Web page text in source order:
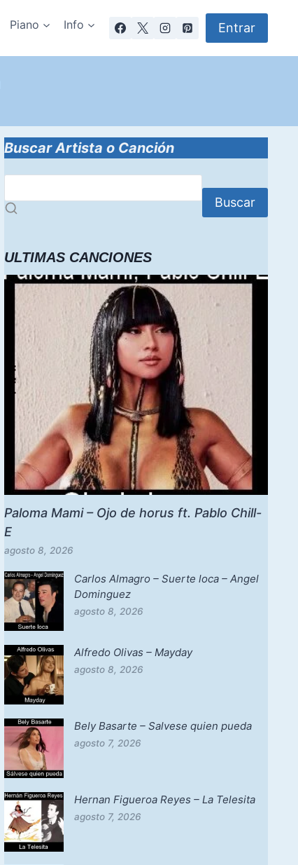
Piano Info Entrar
Buscar Artista o Canción
Buscar
ULTIMAS CANCIONES
Paloma Mami – Ojo de horus ft. Pablo Chill-
E
agosto 8, 2026
Carlos Almagro – Suerte loca – Angel
Dominguez
agosto 8, 2026
Alfredo Olivas – Mayday
agosto 8, 2026
Bely Basarte – Salvese quien pueda
agosto 7, 2026
Hernan Figueroa Reyes – La Telesita
agosto 7, 2026